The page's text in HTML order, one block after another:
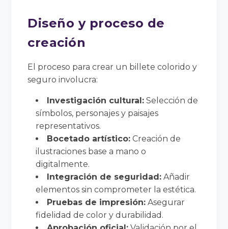
Diseño y proceso de
creación
El proceso para crear un billete colorido y
seguro involucra:
Investigación cultural: Selección de
símbolos, personajes y paisajes
representativos.
Bocetado artístico: Creación de
ilustraciones base a mano o
digitalmente.
Integración de seguridad: Añadir
elementos sin comprometer la estética.
Pruebas de impresión: Asegurar
fidelidad de color y durabilidad.